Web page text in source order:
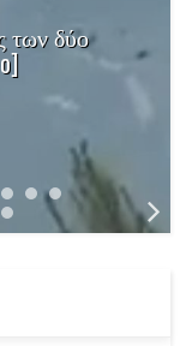
των δύο